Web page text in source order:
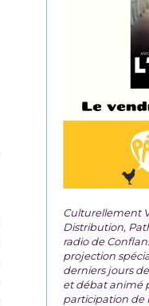
Culturellement
Distribution,
radio de
projection
derniers jours
et débat animé
participation de